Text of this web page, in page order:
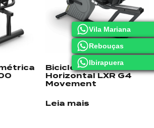
Vila Mariana
Rebouças
Ibirapuera
Bicicleta Profissional
Horizontal LXR G4
Movement
Leia mais